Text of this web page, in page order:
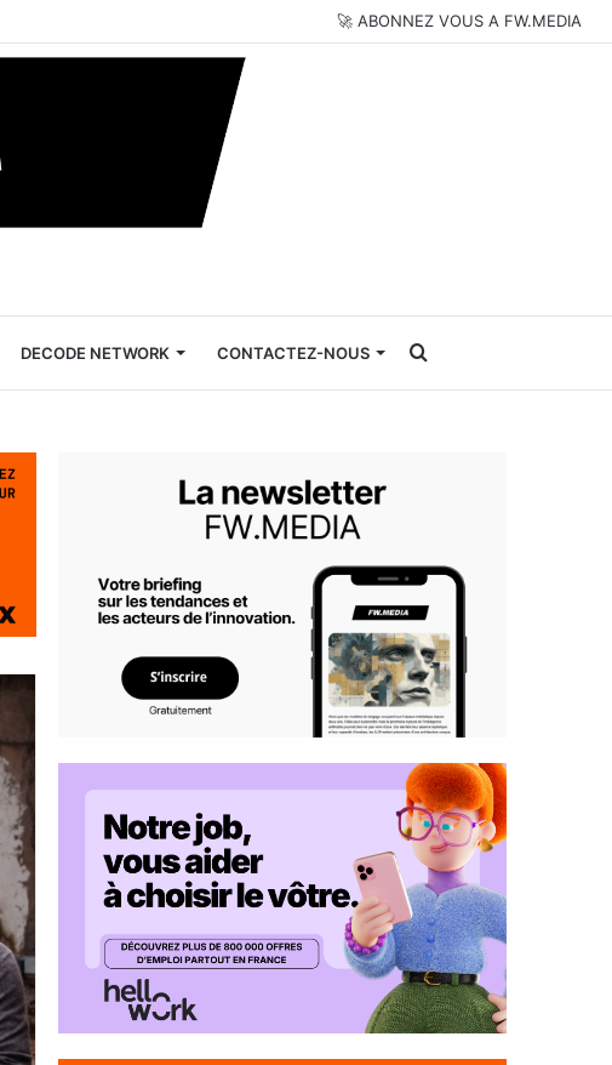
🚀 ABONNEZ VOUS A FW.MEDIA
DECODE NETWORK CONTACTEZ-NOUS Rechercher